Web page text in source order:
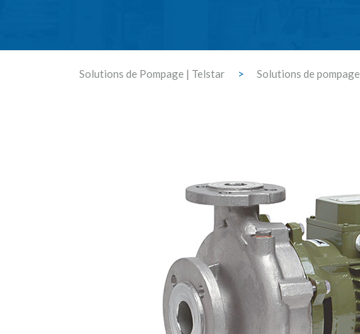
Solutions de Pompage | Telstar > Solutions de pompage